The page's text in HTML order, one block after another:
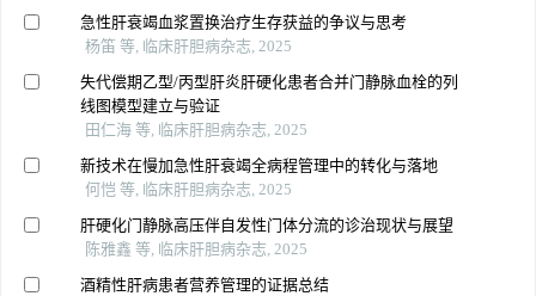
急性肝衰竭血浆置换治疗生存获益的争议与思考
杨笛 等, 临床肝胆病杂志, 2025
失代偿期乙型/丙型肝炎肝硬化患者合并门静脉血栓的列
线图模型建立与验证
田仁海 等, 临床肝胆病杂志, 2025
新技术在慢加急性肝衰竭全病程管理中的转化与落地
何恺 等, 临床肝胆病杂志, 2025
肝硬化门静脉高压伴自发性门体分流的诊治现状与展望
陈雅鑫 等, 临床肝胆病杂志, 2025
酒精性肝病患者营养管理的证据总结